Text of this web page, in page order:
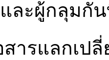
ละผู้กลุมกั
สารแลกเป